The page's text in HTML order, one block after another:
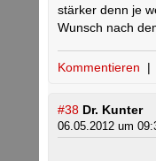
stärker denn je
Wunsch nach
Kommentieren |
#38 Dr. Kunter
06.05.2012 um